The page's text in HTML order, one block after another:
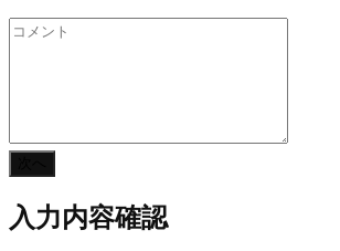
入力内容確認